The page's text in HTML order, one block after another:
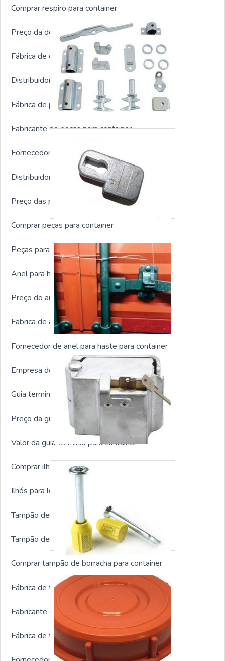
Comprar respiro para container
Preço da dobradiça para container
Fábrica de dobradiça para container
Distribuidor de dobradiça para container
Fábrica de peças para container
Fabricante de peças para container
Fornecedor de peças para container
Distribuidor de peças para container
Preço das peças para container
Comprar peças para container
Peças para container sp
Anel para haste para container sp
Preço do anel para haste para container
Fabrica de anel para haste para container
Fornecedor de anel para haste para container
Empresa de anel para haste para container
Guia terminal para container sp
Preço da guia terminal para container
Valor da guia terminal para container
Comprar ilhós para lona para container
Ilhós para lona para container preço
Tampão de borracha para container sp
Tampão de borracha para container preço
Comprar tampão de borracha para container
Fábrica de tampão de borracha para container
Fabricante de travas para container
Fábrica de travas para container